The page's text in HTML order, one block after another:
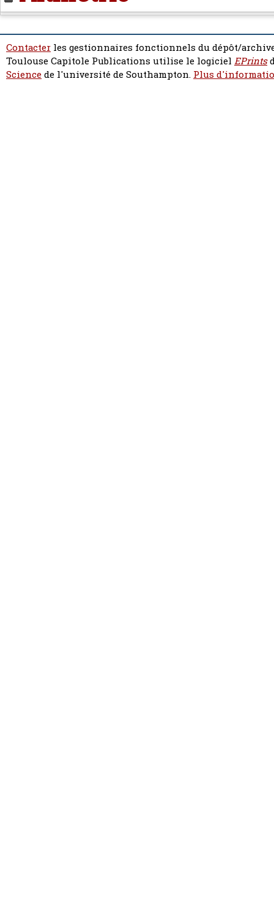
Contacter les gestionnaires fonctionnels du dépôt/
Toulouse Capitole Publications utilise le logiciel EPrints
Sciencede l'université de Southampton. Plus